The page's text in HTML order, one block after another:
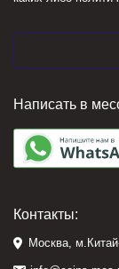
Написать в
Контакты:
Москва,